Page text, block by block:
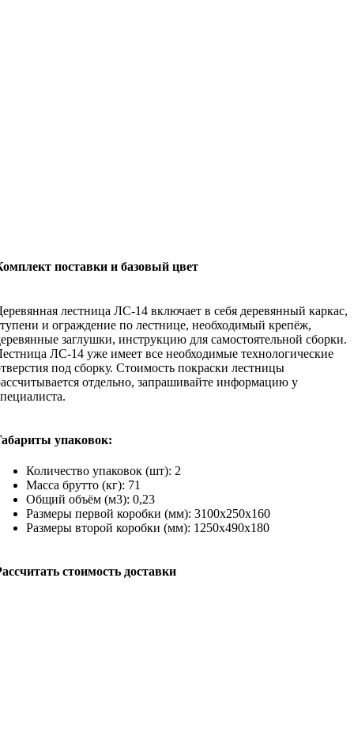
поставки и базовый цвет
лестница ЛС-14 включает в себя деревянный каркас,
и ограждение по лестнице, необходимый крепёж,
заглушки, инструкцию для самостоятельной сборки.
ЛС-14 уже имеет все необходимые технологические
под сборку. Стоимость покраски лестницы
отдельно, запрашивайте информацию у
упаковок:
Количество упаковок (шт): 2
Масса брутто (кг): 71
Общий объём (м3): 0,23
Размеры первой коробки (мм): 3100х250х160
Размеры второй коробки (мм): 1250х490х180
стоимость доставки